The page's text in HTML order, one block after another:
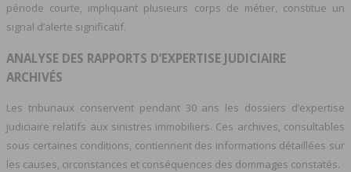
période courte, impliquant plusieurs corps de métier, constitue un
signal d’alerte significatif.
ANALYSE DES RAPPORTS D’EXPERTISE JUDICIAIRE
ARCHIVÉS
Les tribunaux conservent pendant 30 ans les dossiers d’expertise
judiciaire relatifs aux sinistres immobiliers. Ces archives, consultables
sous certaines conditions, contiennent des informations détaillées sur
les causes, circonstances et conséquences des dommages constatés.